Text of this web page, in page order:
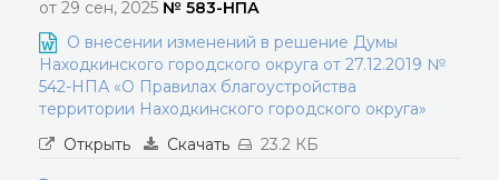
от 29 сен, 2025 № 583-НПА
О внесении изменений в решение Думы
Находкинского городского округа от 27.12.2019 №
542-НПА «О Правилах благоустройства
территории Находкинского городского округа»
Открыть
Скачать 23.2 КБ